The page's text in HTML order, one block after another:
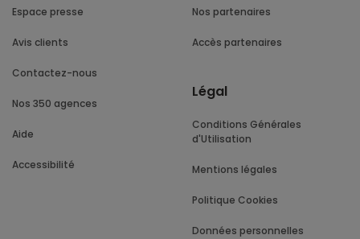
Espace presse
Avis clients
Contactez-nous
Nos 350 agences
Aide
Accessibilité
Nos partenaires
Accès partenaires
Légal
Conditions Générales
d'Utilisation
Mentions légales
Politique Cookies
Données personnelles